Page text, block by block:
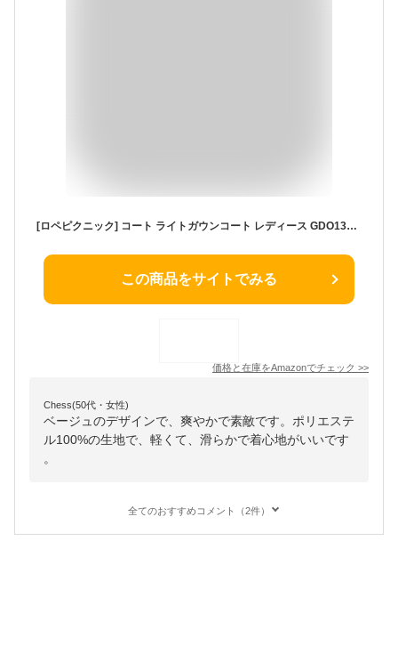
[ロペピクニック] コート ライトガウンコート レディース GDO13040 ベージュ系(28)
この商品をサイトでみる
価格と在庫をAmazonでチェック >>
Chess(50代・女性)
ベージュのデザインで、爽やかで素敵です。ポリエステ
ル100%の生地で、軽くて、滑らかで着心地がいいです
。
全てのおすすめコメント（2件）